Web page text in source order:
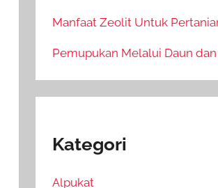
Manfaat Zeolit Untuk
Pemupukan Melalui Daun
Kategori
Alpukat